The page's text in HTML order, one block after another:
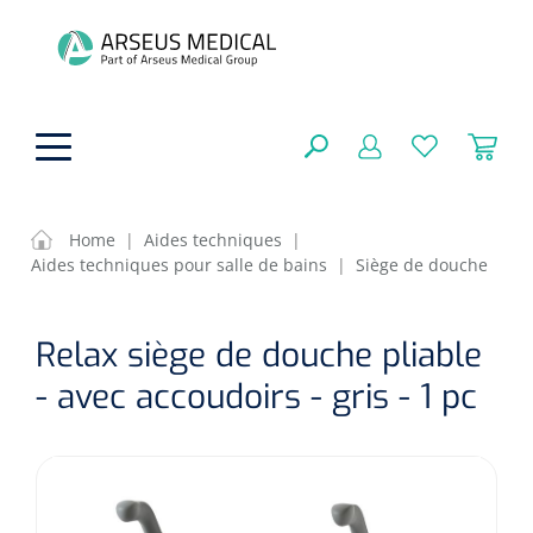
Soins de confort générale
Aromathérapie
Thérapie par lumière
Traitement
Cryothérapie
Respiration
Canules nasales
OPTIONS
Home | Aides techniques
|
Aides techniques pour salle de bains
| Siège de douche
Relax siège de douche pliable
- avec accoudoirs - gris - 1 pc